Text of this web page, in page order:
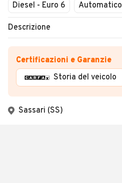
Diesel - Euro 6
Automatico
Descrizione
Certificazioni e Garanzie
Storia del veicolo
Sassari (SS)